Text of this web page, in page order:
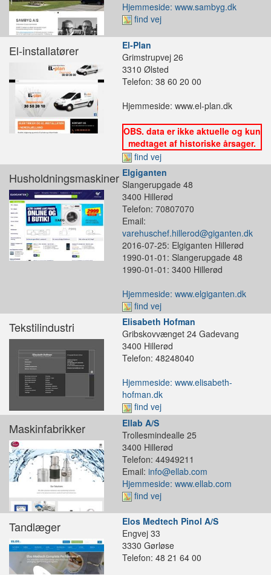
Hjemmeside: www.sambyg.dk
find vej
El-installatører
El-Plan
Grimstrupvej 26
3310 Ølsted
Telefon: 38 60 20 00
Hjemmeside: www.el-plan.dk
OBS. data er ikke aktuelle og kun
medtaget af historiske årsager.
find vej
Husholdningsmaskiner Elgiganten
Slangerupgade 48
3400 Hillerød
Telefon: 70807070
Email:
varehuschef.hillerod@giganten.dk
2016-07-25: Elgiganten Hillerød
1990-01-01: Slangerupgade 48
1990-01-01: 3400 Hillerød
Hjemmeside: www.elgiganten.dk
find vej
Tekstilindustri
Elisabeth Hofman
Gribskovvænget 24 Gadevang
3400 Hillerød
Telefon: 48248040
Hjemmeside: www.elisabeth-
hofman.dk
find vej
Maskinfabrikker
Ellab A/S
Trollesmindealle 25
3400 Hillerød
Telefon: 44949211
Email: info@ellab.com
Hjemmeside: www.ellab.com
find vej
Tandlæger
Elos Medtech Pinol A/S
Engvej 33
3330 Gørløse
Telefon: 48 21 64 00